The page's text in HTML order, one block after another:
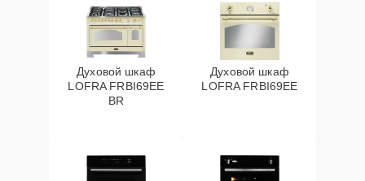
Духовой шкаф
LOFRA FRBI69EE
BR
Духовой шкаф
LOFRA FRBI69EE